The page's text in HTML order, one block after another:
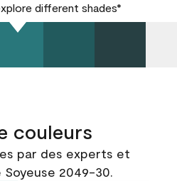
different shades*
couleurs
par des experts et
2049-30.